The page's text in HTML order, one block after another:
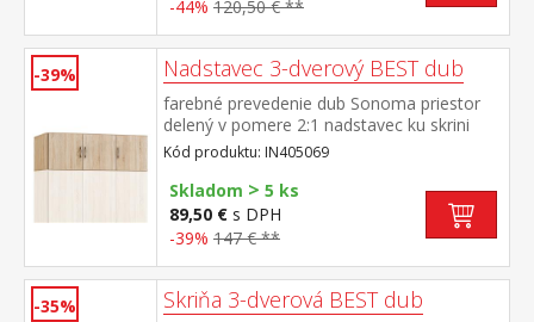
-44% 120,50 € **
-39% Nadstavec 3-dverový BEST dub
farebné prevedenie dub Sonoma priestor
delený v pomere 2:1 nadstavec ku skrini
IN405879 nadstavec je súčasťou skrine a
nemožno ho zostaviť samostatne
Kód produktu: IN405069
Skladom > 5 ks
89,50 € s DPH
-39% 147 € **
-35% Skriňa 3-dverová BEST dub